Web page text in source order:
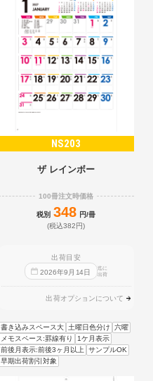
NS203
ザ レインボー
100冊注文時価格
税別 348 円/冊
(税込382円)
出荷目安
2026年9 月 14日
迄に
出荷
出荷オプションについて
書き込みスペース大 土曜日色分け
六曜
メモスペース:罫線有り
1ケ月表示
前後月表示:前後3ヶ月以上 サンプルOK
早期出荷割引対象